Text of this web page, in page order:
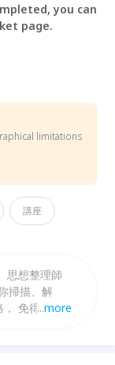
you can
page.
limitations
講座
思想整理師
掃描、解
， 免得你套
...more